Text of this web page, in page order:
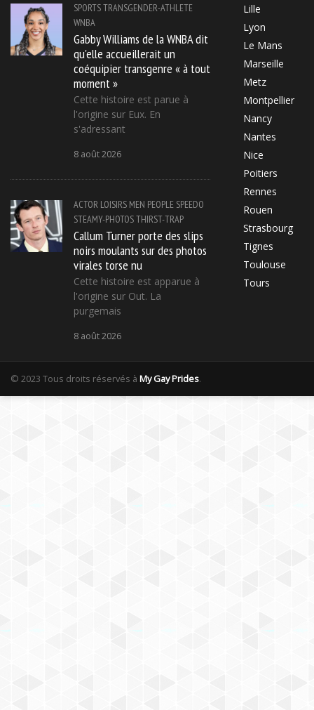
SPORTSTRANSGENDER-ATHLETE
WNBA
Gabby Williams de la WNBA dit
qu'elle accueillerait un
coéquipier transgenre « à tout
moment »
Cette histoire est parue à
l'origine sur Eux. En
s'adressant
8 août 2026
ACTOR LOISIRS MEN PEOPLE SPEEDO
STEAMY-PHOTOSTHIRST-TRAP
Callum Turner porte des slips
noirs moulants sur des photos
virales torse nu
Cette histoire est apparue à
l'origine sur Out. La
purgemais
8 août 2026
Lille
Lyon
Le Mans
Marseille
Metz
Montpellier
Nancy
Nantes
Nice
Poitiers
Rennes
Rouen
Strasbourg
Tignes
Toulouse
Tours
© 2023 Tous droits réservés à My Gay Prides.